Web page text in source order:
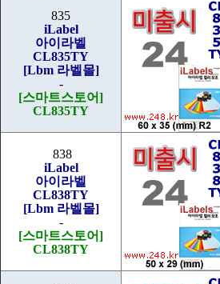
835
iLabel
아이라벨
CL835TY
[Lbm 라벨몰]
-
[스마트스토어]
CL835TY
838
iLabel
아이라벨
CL838TY
[Lbm 라벨몰]
-
[스마트스토어]
CL838TY